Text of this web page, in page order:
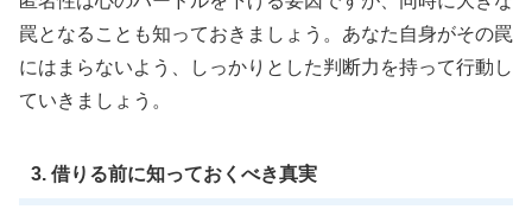
罠となることも知っておきましょう。あなた自身がその罠
にはまらないよう、しっかりとした判断力を持って行動し
ていきましょう。
3. 借りる前に知っておくべき真実